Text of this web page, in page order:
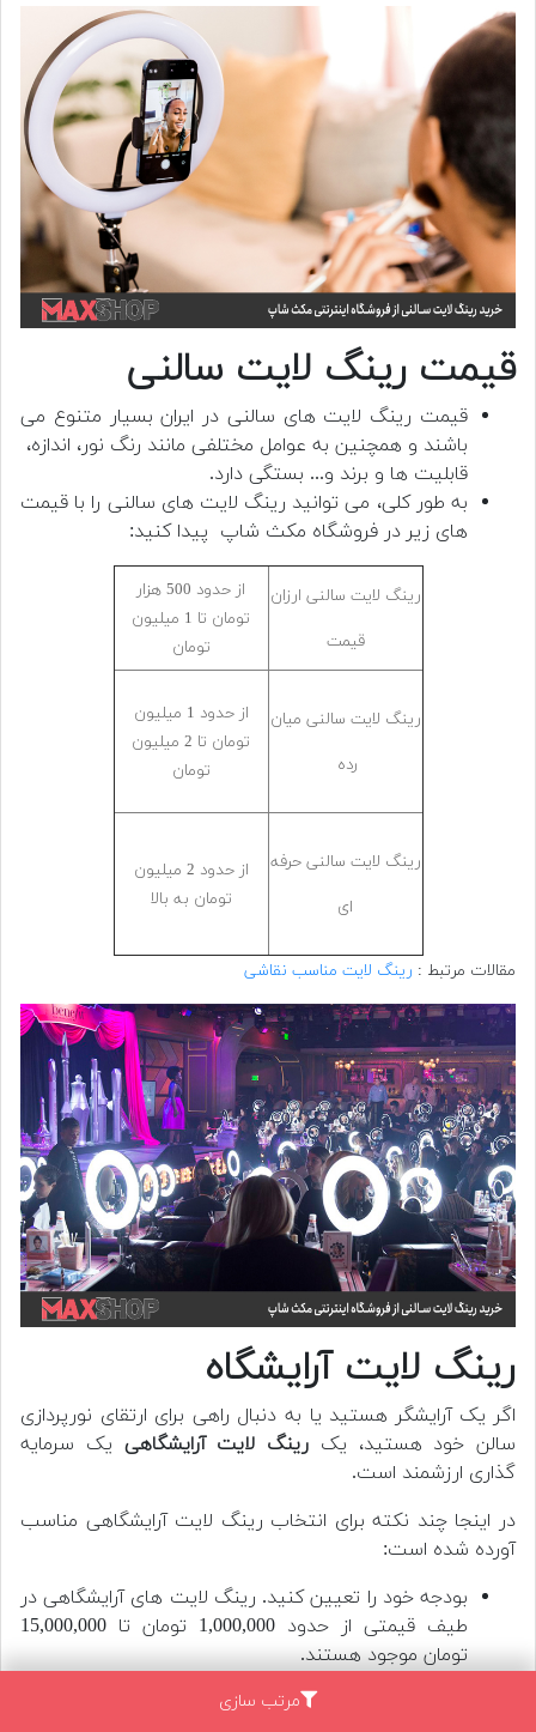
مرتب سازی
قیمت رینگ لایت سالنی
قیمت رینگ لایت های سالنی در ایران بسیار متنوع می
باشند و همچنین به عوامل مختلفی مانند رنگ نور، اندازه،
قابلیت ها و برند و... بستگی دارد.
به طور کلی، می توانید رینگ لایت های سالنی را با قیمت
های زیر در فروشگاه مکث شاپ پیدا کنید:
رینگ لایت سالنی ارزان
قیمت
از حدود 500 هزار
تومان تا 1 میلیون
تومان
رینگ لایت سالنی میان
رده
از حدود 1 میلیون
تومان تا 2 میلیون
تومان
رینگ لایت سالنی حرفه
ای
از حدود 2 میلیون
تومان به بالا
مقالات مرتبط : رینگ لایت مناسب نقاشی
رینگ لایت آرایشگاه
اگر یک آرایشگر هستید یا به دنبال راهی برای ارتقای نورپردازی
سالن خود هستید، یک رینگ لایت آرایشگاهی یک سرمایه
گذاری ارزشمند است.
در اینجا چند نکته برای انتخاب رینگ لایت آرایشگاهی مناسب
آورده شده است:
بودجه خود را تعیین کنید. رینگ لایت های آرایشگاهی در
طیف قیمتی از حدود 1,000,000 تومان تا 15,000,000
تومان موجود هستند.
به نیازهای خود فکر کنید. چه اندازه ای برای شما مناسب
است؟ به چه رنگ نوری نیاز دارید؟ چه ویژگی های اضافی